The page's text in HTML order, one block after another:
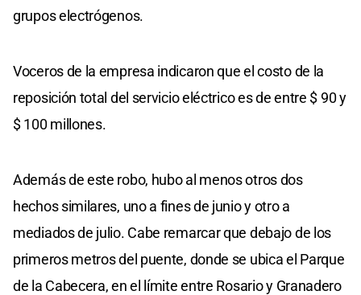
grupos electrógenos.
Voceros de la empresa indicaron que el costo de la
reposición total del servicio eléctrico es de entre $ 90 y
$ 100 millones.
Además de este robo, hubo al menos otros dos
hechos similares, uno a fines de junio y otro a
mediados de julio. Cabe remarcar que debajo de los
primeros metros del puente, donde se ubica el Parque
de la Cabecera, en el límite entre Rosario y Granadero